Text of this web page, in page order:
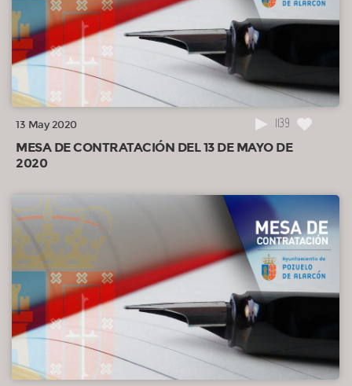
13 May 2020 1139
MESA DE CONTRATACIÓN DEL 13 DE MAYO DE
2020